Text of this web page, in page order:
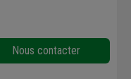
Nous contacter